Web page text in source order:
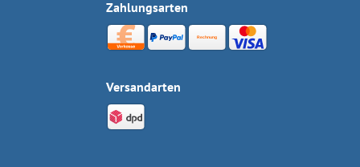
Zahlungsarten
Versandarten